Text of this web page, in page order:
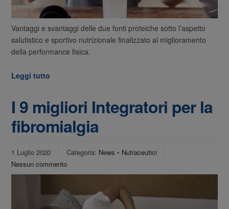
Vantaggi e svantaggi delle due fonti proteiche sotto l’aspetto
salutistico e sportivo nutrizionale finalizzato al miglioramento
della performance fisica.
Leggi tutto
I 9 migliori Integratori per la
fibromialgia
1 Luglio 2020 Categoria: News • Nutraceutici
Nessun commento